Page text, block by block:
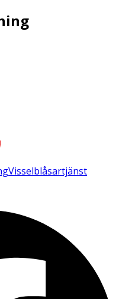
Visselblåsartjänst